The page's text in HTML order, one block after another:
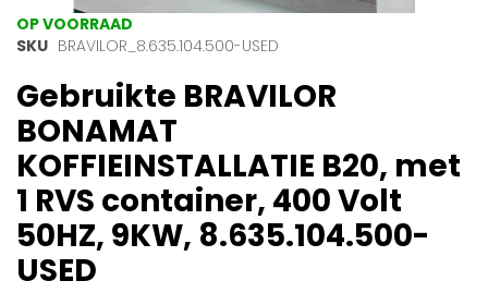
Ga
naar
begin
van
de
afbeeldingen-
gallerij
OP VOORRAAD
SKU BRAVILOR_8.635.104.500-USED
Gebruikte BRAVILOR
BONAMAT
KOFFIEINSTALLATIE B20, met
1 RVS container, 400 Volt
50HZ, 9KW, 8.635.104.500-
USED